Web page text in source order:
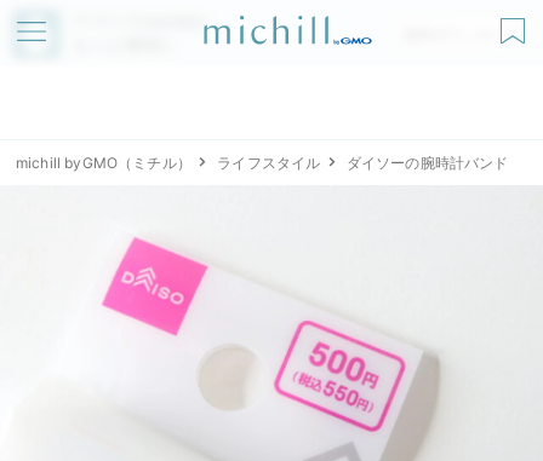
アプリでmichillが
無料ダウンロード
michill byGMO（ミチル） ライフスタイル ダイソーの腕時計バンド